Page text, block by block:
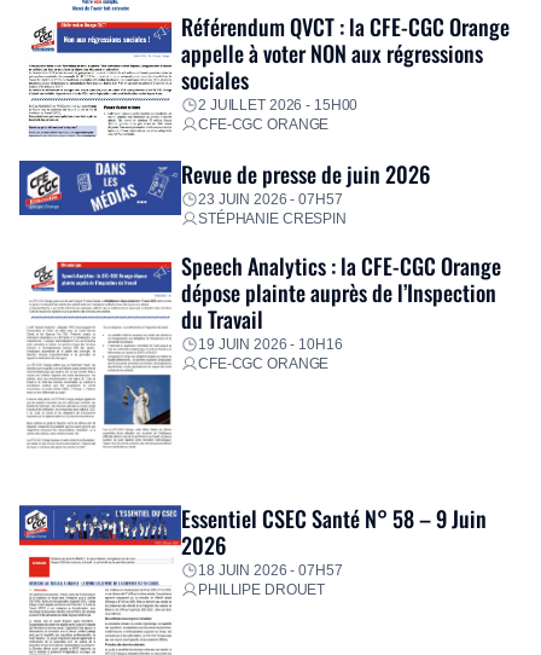
Référendum QVCT : la CFE-CGC Orange
appelle à voter NON aux régressions
sociales
2 JUILLET 2026 - 15H00
CFE-CGC ORANGE
Revue de presse de juin 2026
23 JUIN 2026 - 07H57
STÉPHANIE CRESPIN
Speech Analytics : la CFE-CGC Orange
dépose plainte auprès de l’Inspection
du Travail
19 JUIN 2026 - 10H16
CFE-CGC ORANGE
Essentiel CSEC Santé N° 58 – 9 Juin
2026
18 JUIN 2026 - 07H57
PHILLIPE DROUET